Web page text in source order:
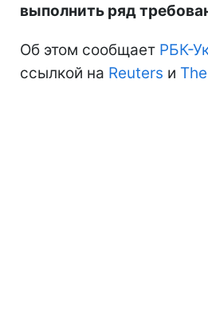
выполнить ряд
Об этом сообщает РБК-
ссылкой на Reuters и